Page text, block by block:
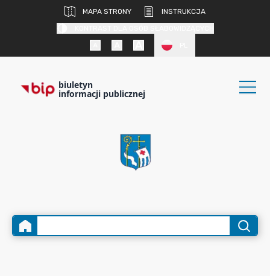
MAPA STRONY
INSTRUKCJA
biuletyn
informacji publicznej